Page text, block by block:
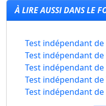
À LIRE AUSSI DANS LE
Test indépendant de
Test indépendant
Test indépendant
Test indépendant de
Test indépendant de